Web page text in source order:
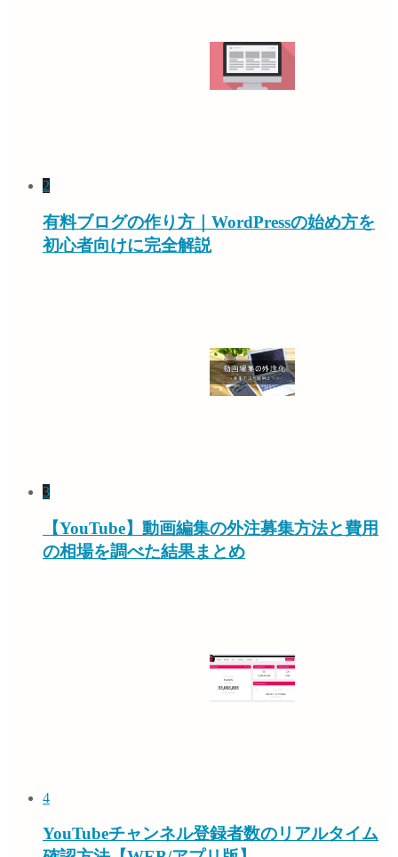
2
有料ブログの作り方｜WordPressの始め方を
初心者向けに完全解説
3
【YouTube】動画編集の外注募集方法と費用
の相場を調べた結果まとめ
4
YouTubeチャンネル登録者数のリアルタイム